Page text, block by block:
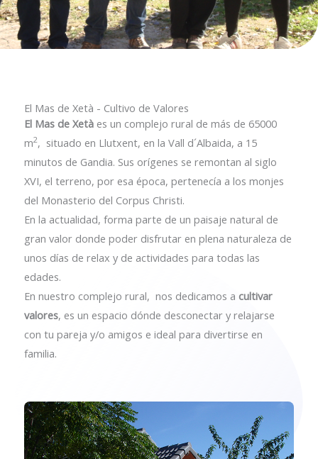
El Mas de Xetà - Cultivo de Valores
El Mas de Xetà es un complejo rural de más de 65000
m2, situado en Llutxent, en la Vall d´Albaida, a 15
minutos de Gandia. Sus orígenes se remontan al siglo
XVI, el terreno, por esa época, pertenecía a los monjes
del Monasterio del Corpus Christi.
En la actualidad, forma parte de un paisaje natural de
gran valor donde poder disfrutar en plena naturaleza de
unos días de relax y de actividades para todas las
edades.
En nuestro complejo rural, nos dedicamos a cultivar
valores, es un espacio dónde desconectar y relajarse
con tu pareja y/o amigos e ideal para divertirse en
familia.